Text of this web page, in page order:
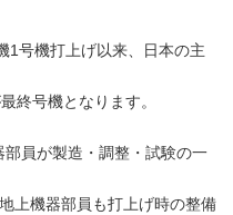
号機打上げ以来、日本の主
終号機となります。
員が製造・調整・試験の一
上機器部員も打上げ時の整備